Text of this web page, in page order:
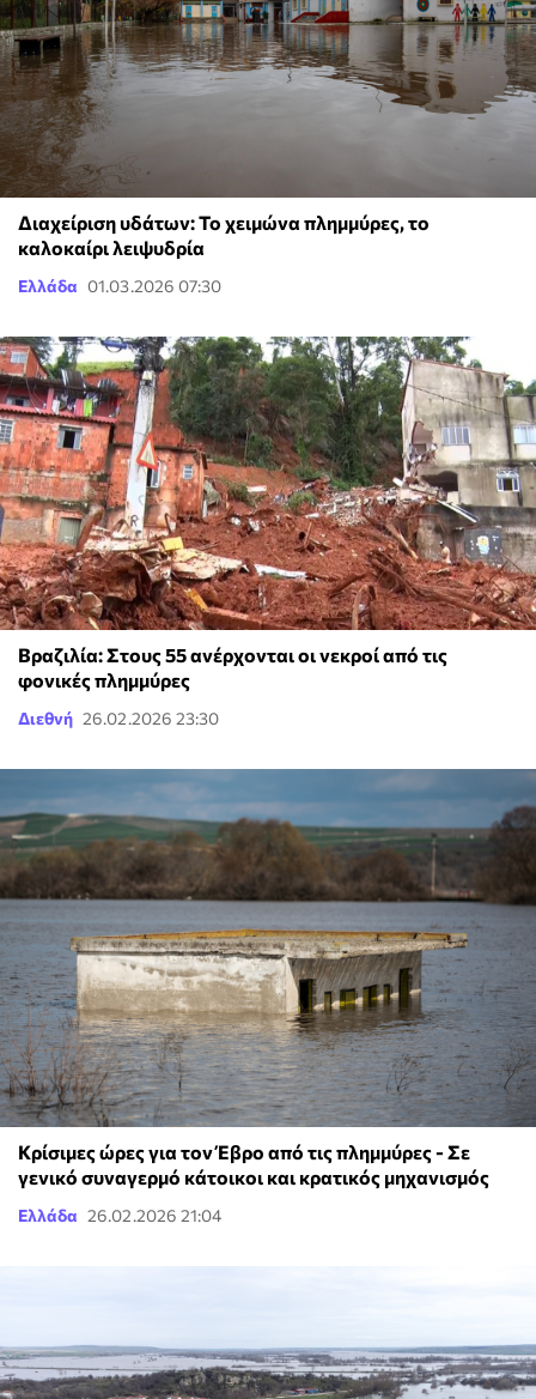
Διαχείριση υδάτων: Το χειμώνα πλημμύρες, το
καλοκαίρι λειψυδρία
Ελλάδα 01.03.2026 07:30
Βραζιλία: Στους 55 ανέρχονται οι νεκροί από τις
φονικές πλημμύρες
Διεθνή 26.02.2026 23:30
Κρίσιμες ώρες για τον Έβρο από τις πλημμύρες - Σε
γενικό συναγερμό κάτοικοι και κρατικός μηχανισμός
Ελλάδα 26.02.2026 21:04